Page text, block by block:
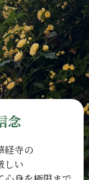
念
経寺の
しい